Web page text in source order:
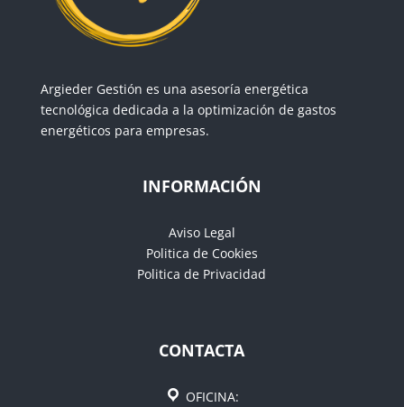
Argieder Gestión es una asesoría energética
tecnológica dedicada a la optimización de gastos
energéticos para empresas.
INFORMACIÓN
Aviso Legal
Politica de Cookies
Politica de Privacidad
CONTACTA
OFICINA: